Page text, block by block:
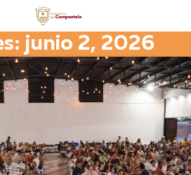
junio 2, 2026